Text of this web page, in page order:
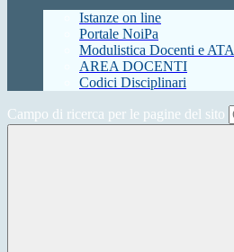
Istanze on line
Portale NoiPa
Modulistica Docenti e ATA
AREA DOCENTI
Codici Disciplinari
Campo di ricerca per le pagine del sito